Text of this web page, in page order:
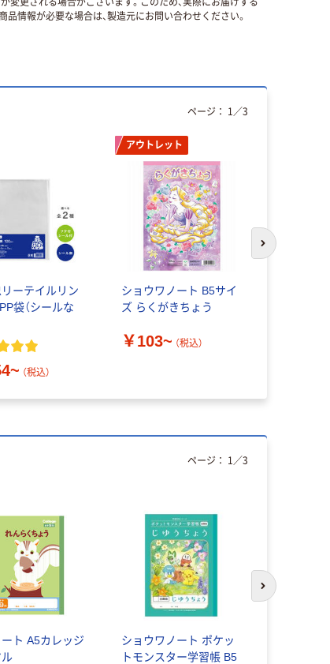
情報が必要な場合は、製造元にお問い合わせください。
ーテイルリン
袋（シールな
（税込）
アウトレット
ショウワノート B5サイ
ズ らくがきちょう
￥103~ （税込）
ページ： 1 ／3
次のスライド
ート A5カレッジ
ショウワノート ポケッ
トモンスター学習帳 B5
ページ： 1 ／3
次のスライド